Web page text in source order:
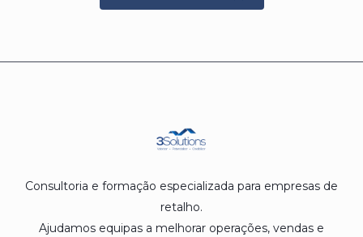
Consultoria e formação especializada para empresas de
retalho.
Ajudamos equipas a melhorar operações, vendas e